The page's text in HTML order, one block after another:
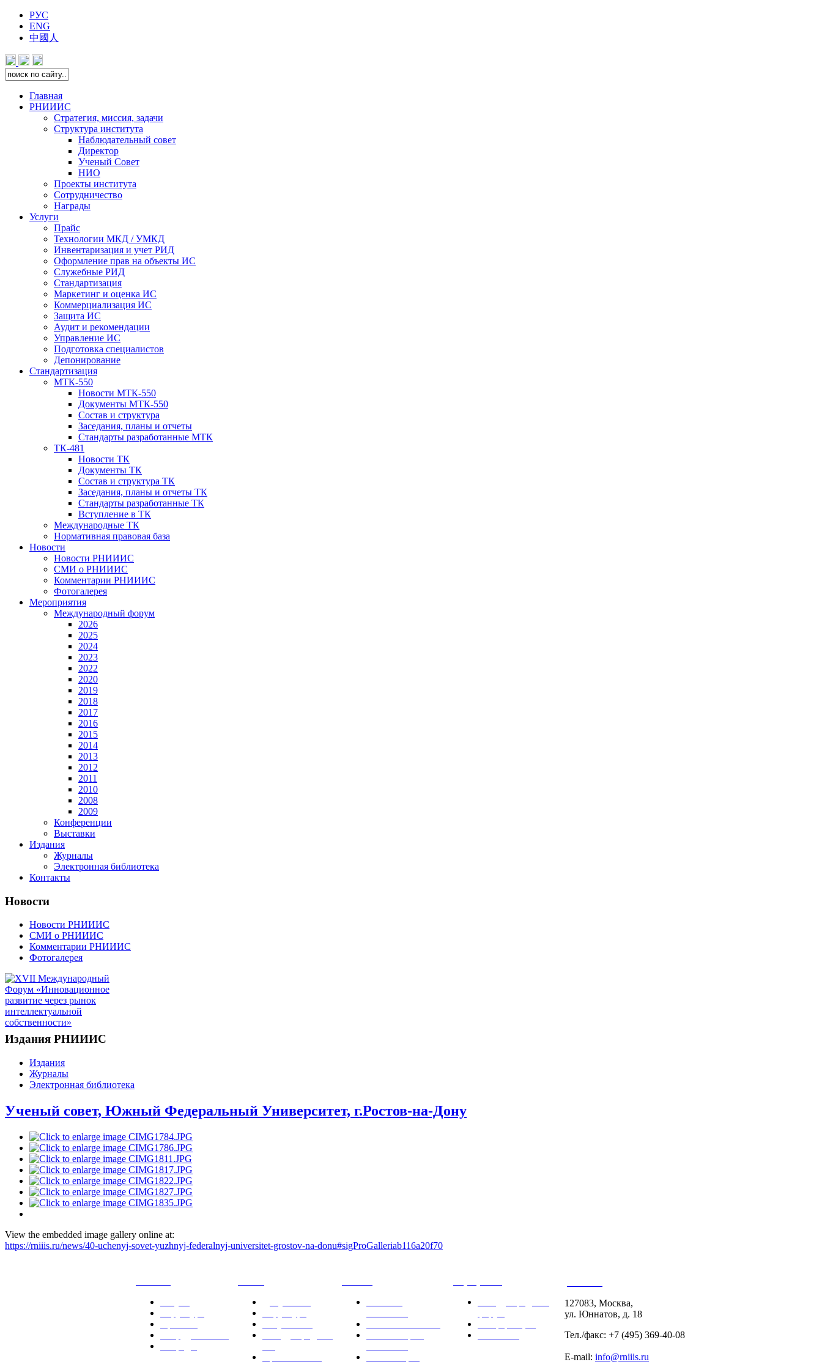
РУС
ENG
中國人
Главная
РНИИИС
Стратегия, миссия, задачи
Структура института
Наблюдательный совет
Директор
Ученый Совет
НИО
Проекты института
Сотрудничество
Награды
Услуги
Прайс
Технологии МКД / УМКД
Инвентаризация и учет РИД
Оформление прав на объекты ИС
Служебные РИД
Стандартизация
Маркетинг и оценка ИС
Коммерциализация ИС
Защита ИС
Аудит и рекомендации
Управление ИС
Подготовка специалистов
Депонирование
Стандартизация
МТК-550
Новости МТК-550
Документы МТК-550
Состав и структура
Заседания, планы и отчеты
Стандарты разработанные МТК
ТК-481
Новости ТК
Документы ТК
Cостав и структура ТК
Заседания, планы и отчеты ТК
Стандарты разработанные ТК
Вступление в ТК
Международные ТК
Нормативная правовая база
Новости
Новости РНИИИС
СМИ о РНИИИС
Комментарии РНИИИС
Фотогалерея
Мероприятия
Международный форум
2026
2025
2024
2023
2022
2020
2019
2018
2017
2016
2015
2014
2013
2012
2011
2010
2008
2009
Конференции
Выставки
Издания
Журналы
Электронная библиотека
Контакты
Новости
Новости РНИИИС
СМИ о РНИИИС
Комментарии РНИИИС
Фотогалерея
Издания РНИИИС
Издания
Журналы
Электронная библиотека
Ученый совет, Южный Федеральный Университет, г.Ростов-на-Дону
View the embedded image gallery online at:
https://rniiis.ru/news/40-uchenyj-sovet-yuzhnyj-federalnyj-universitet-grostov-na-donu#sigProGalleriab116a20f70
127083, Москва,
ул. Юннатов, д. 18
Тел./факс: +7 (495) 369-40-08
E-mail: info@rniiis.ru